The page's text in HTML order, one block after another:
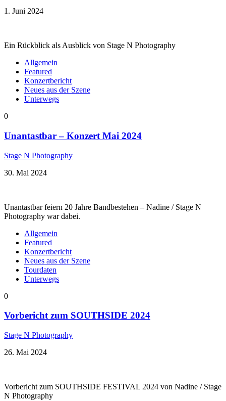
1. Juni 2024
Ein Rückblick als Ausblick von Stage N Photography
Allgemein
Featured
Konzertbericht
Neues aus der Szene
Unterwegs
0
Unantastbar – Konzert Mai 2024
Stage N Photography
30. Mai 2024
Unantastbar feiern 20 Jahre Bandbestehen – Nadine / Stage N
Photography war dabei.
Allgemein
Featured
Konzertbericht
Neues aus der Szene
Tourdaten
Unterwegs
0
Vorbericht zum SOUTHSIDE 2024
Stage N Photography
26. Mai 2024
Vorbericht zum SOUTHSIDE FESTIVAL 2024 von Nadine / Stage
N Photography